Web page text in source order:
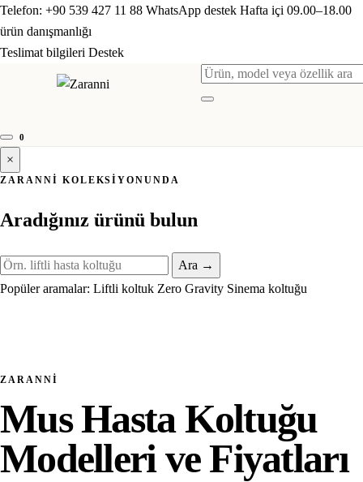
Telefon: +90 539 427 11 88 WhatsApp destek Hafta içi 09.00–18.00
ürün danışmanlığı
Teslimat bilgileri Destek
Ürün ara
0
×
ZARANNI KOLEKSIYONUNDA
Aradığınız ürünü bulun
Ürün ara Ara →
Popüler aramalar: Liftli koltuk Zero Gravity Sinema koltuğu
ZARANNI
Mus Hasta Koltuğu
Modelleri ve Fiyatları